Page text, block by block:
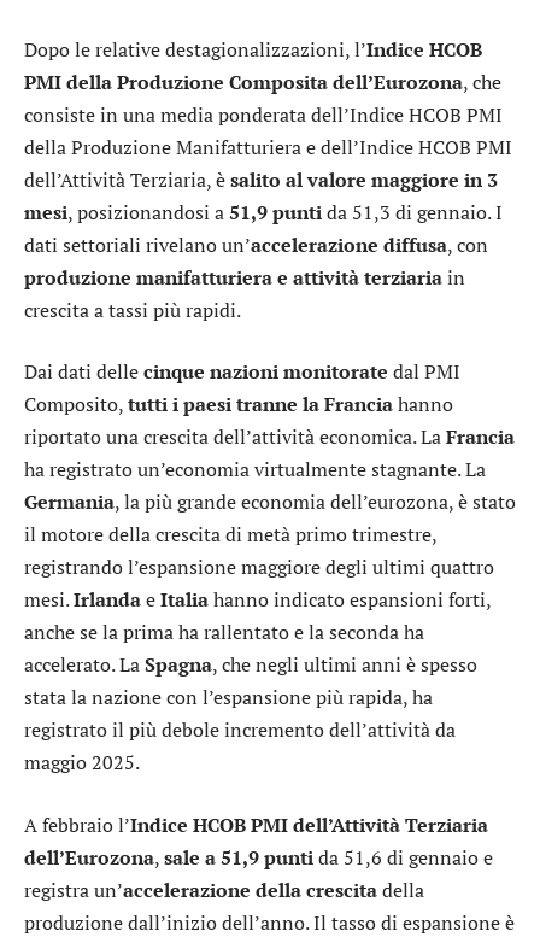
Dopo le relative destagionalizzazioni, l’Indice HCOB
PMI della Produzione Composita dell’Eurozona, che
consiste in una media ponderata dell’Indice HCOB PMI
della Produzione Manifatturiera e dell’Indice HCOB PMI
dell’Attività Terziaria, èsalito al valore maggiore in 3
mesi, posizionandosi a51,9 puntida 51,3 di gennaio. I
dati settoriali rivelano un’accelerazione diffusa, con
produzione manifatturiera e attività terziariain
crescita a tassi più rapidi.
Dai dati dellecinque nazioni monitorate dal PMI
Composito,tutti i paesi tranne la Franciahanno
riportato una crescita dell’attività economica. LaFrancia
ha registrato un’economia virtualmente stagnante. La
Germania, la più grande economia dell’eurozona, è stato
il motore della crescita di metà primo trimestre,
registrando l’espansione maggiore degli ultimi quattro
mesi.IrlandaeItaliahanno indicato espansioni forti,
anche se la prima ha rallentato e la seconda ha
accelerato. LaSpagna, che negli ultimi anni è spesso
stata la nazione con l’espansione più rapida, ha
registrato il più debole incremento dell’attività da
maggio 2025.
A febbraio l’Indice HCOB PMI dell’Attività Terziaria
dell’Eurozona,sale a 51,9 puntida 51,6 di gennaio e
registra un’accelerazione della crescitadella
produzione dall’inizio dell’anno. Il tasso di espansione è